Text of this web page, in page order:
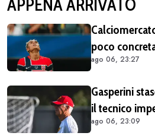
APPENA ARRIVATO
poco
positivo dal
ago 06, 23:27
Gasperini
il tecnico
mercato
ago 06, 23:09